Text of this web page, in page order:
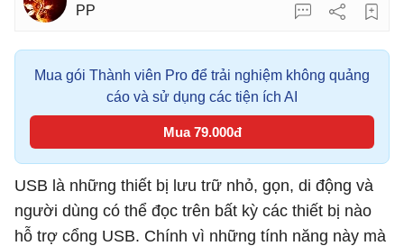
PP
Mua gói Thành viên Pro để trải nghiệm không quảng
cáo và sử dụng các tiện ích AI
Mua 79.000đ
USB là những thiết bị lưu trữ nhỏ, gọn, di động và
người dùng có thể đọc trên bất kỳ các thiết bị nào
hỗ trợ cổng USB. Chính vì những tính năng này mà